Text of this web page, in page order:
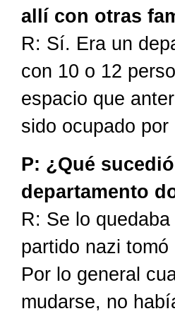
allí con otras
R: Sí. Era un
con 10 o 12
espacio que
sido ocupado por
P: ¿Qué
departamento
R: Se lo
partido nazi
Por lo general
mudarse, no